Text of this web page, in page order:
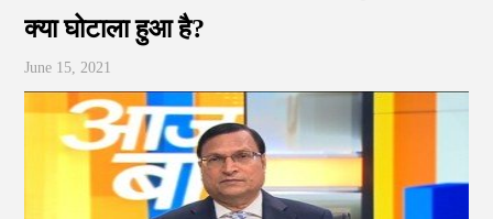
क्या घोटाला हुआ है?
June 15, 2021